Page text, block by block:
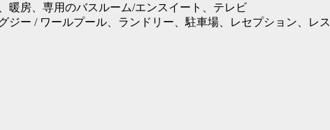
暖房、専用のバスルーム/エンスイート、テレビ
ジー / ワールプール、ランドリー、駐車場、レセプション、レス